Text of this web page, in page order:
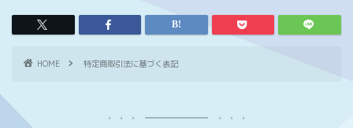
HOME 特定商取引法に基づく表記